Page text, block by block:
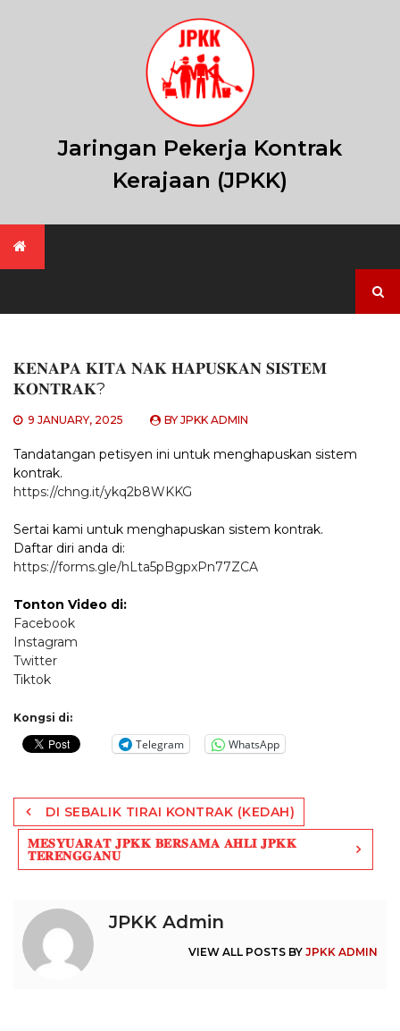
Jaringan Pekerja Kontrak
Kerajaan (JPKK)
for:
𝐊𝐄𝐍𝐀𝐏𝐀 𝐊𝐈𝐓𝐀 𝐍𝐀𝐊 𝐇𝐀𝐏𝐔𝐒𝐊𝐀𝐍 𝐒𝐈𝐒𝐓𝐄𝐌
𝐊𝐎𝐍𝐓𝐑𝐀𝐊?
9 JANUARY, 2025 BYJPKK ADMIN
Tandatangan petisyen ini untuk menghapuskan sistem
kontrak.
https://chng.it/ykq2b8WKKG
Sertai kami untuk menghapuskan sistem kontrak.
Daftar diri anda di:
https://forms.gle/hLta5pBgpxPn77ZCA
Tonton Video di:
Facebook
Instagram
Twitter
Tiktok
Kongsi di:
Telegram WhatsApp
Post
navigation
DI SEBALIK TIRAI KONTRAK (KEDAH)
𝐌𝐄𝐒𝐘𝐔𝐀𝐑𝐀𝐓 𝐉𝐏𝐊𝐊 𝐁𝐄𝐑𝐒𝐀𝐌𝐀 𝐀𝐇𝐋𝐈 𝐉𝐏𝐊𝐊
𝐓𝐄𝐑𝐄𝐍𝐆𝐆𝐀𝐍𝐔
JPKK Admin
VIEW ALL POSTS BY JPKK ADMIN